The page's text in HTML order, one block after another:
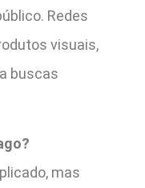
Redes
visuais,
buscas
mas